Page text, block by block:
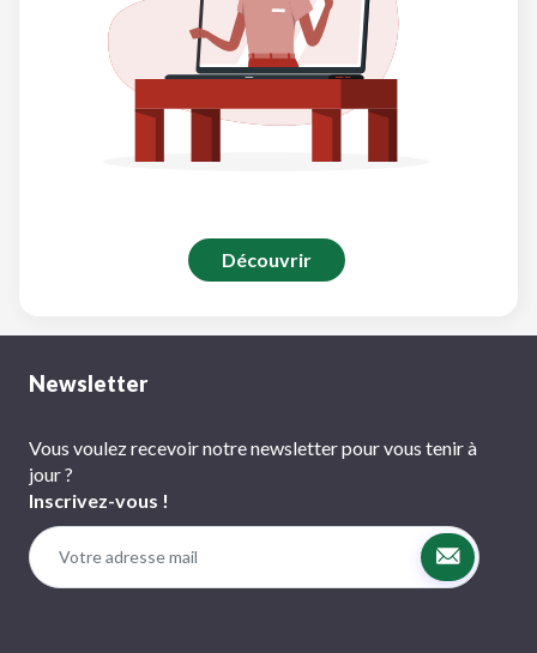
Découvrir
Newsletter
Vous voulez recevoir notre newsletter pour vous tenir à
jour ?
Inscrivez-vous !